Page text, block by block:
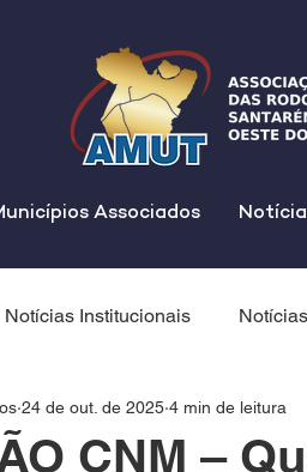
Associados
Notícias Institucionais
CNM –
24 de out. de 2025 4 min de leitura